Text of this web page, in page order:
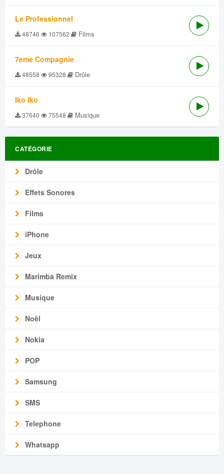
Le Professionnel
48746 107562 Films
7eme Compagnie
48558 95328 Drôle
Iko Iko
37640 75548 Musique
CATÉGORIE
Drôle
Effets Sonores
Films
iPhone
Jeux
Marimba Remix
Musique
Noël
Nokia
POP
Samsung
SMS
Telephone
Whatsapp